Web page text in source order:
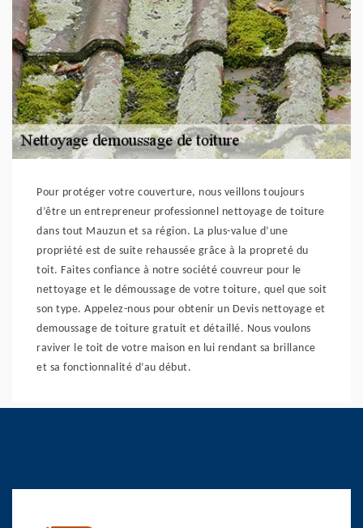
Pour protéger votre couverture, nous veillons toujours
d’être un entrepreneur professionnel nettoyage de toiture
dans tout Mauzun et sa région. La plus-value d’une
propriété est de suite rehaussée grâce à la propreté du
toit. Faites confiance à notre société couvreur pour le
nettoyage et le démoussage de votre toiture, quel que soit
son type. Appelez-nous pour obtenir un Devis nettoyage et
demoussage de toiture gratuit et détaillé. Nous voulons
raviver le toit de votre maison en lui rendant sa brillance
et sa fonctionnalité d’au début.